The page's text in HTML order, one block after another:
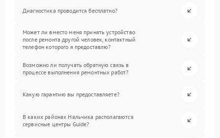
Диагностика проводится бесплатно?
Может ли вместо меня принять устройство
после ремонта другой человек, контактный
телефон которого я предоставлю?
Возможно ли получать обратную связь в
процессе выполнения ремонтных работ?
Какую гарантию вы предоставляете?
В каких районах Нальчика располагаются
сервисные центры Guide?